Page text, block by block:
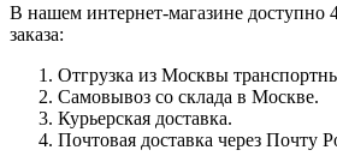
В нашем интернет-магазине доступно
заказа:
Отгрузка из Москвы
Самовывоз со склада в Москве.
Курьерская доставка.
Почтовая доставка через Почту